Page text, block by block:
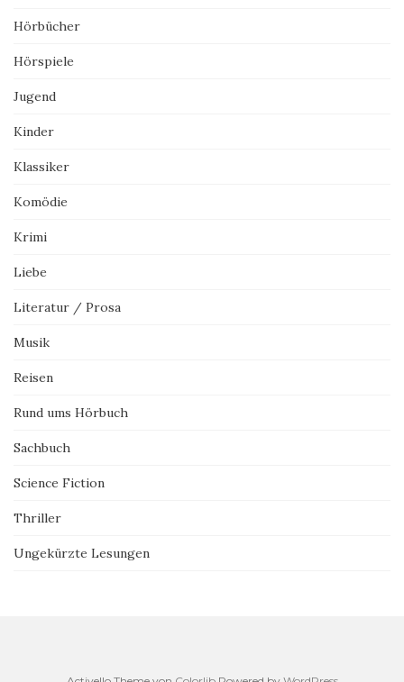
Hörbücher
Hörspiele
Jugend
Kinder
Klassiker
Komödie
Krimi
Liebe
Literatur / Prosa
Musik
Reisen
Rund ums Hörbuch
Sachbuch
Science Fiction
Thriller
Ungekürzte Lesungen